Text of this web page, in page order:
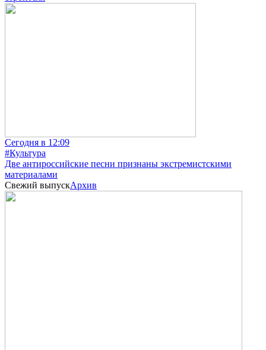
Сегодня в 12:09
#Культура
Две антироссийские песни признаны экстремистскими
материалами
Свежий выпускАрхив